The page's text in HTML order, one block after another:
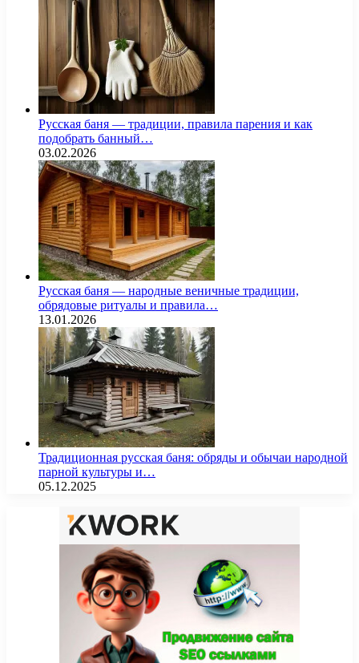
Русская баня — традиции, правила парения и как
подобрать банный…
03.02.2026
Русская баня — народные веничные традиции,
обрядовые ритуалы и правила…
13.01.2026
Традиционная русская баня: обряды и обычаи народной
парной культуры и…
05.12.2025